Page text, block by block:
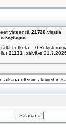
yhteensä 21720 viestiä
käyttäjää
tällä hetkellä :: 0
21131
,päiväys
aikana olleisiin aktiiveihin
Salasana: